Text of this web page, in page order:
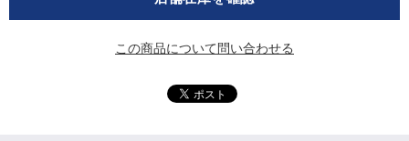
この商品について問い合わせる